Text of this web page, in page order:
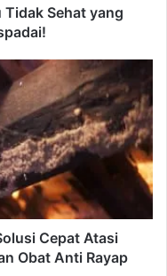
Tidak Sehat yang
Cepat Atasi
Obat Anti Rayap